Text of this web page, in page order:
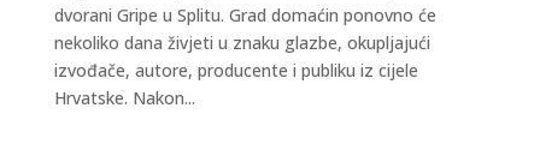
dvorani Gripe u Splitu. Grad domaćin ponovno će
nekoliko dana živjeti u znaku glazbe, okupljajući
izvođače, autore, producente i publiku iz cijele
Hrvatske. Nakon...